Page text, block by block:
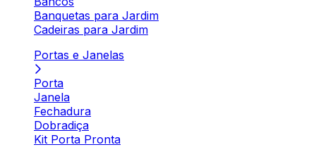
Banquetas para Jardim
Cadeiras para Jardim
Portas e Janelas
Porta
Janela
Fechadura
Dobradiça
Kit Porta Pronta